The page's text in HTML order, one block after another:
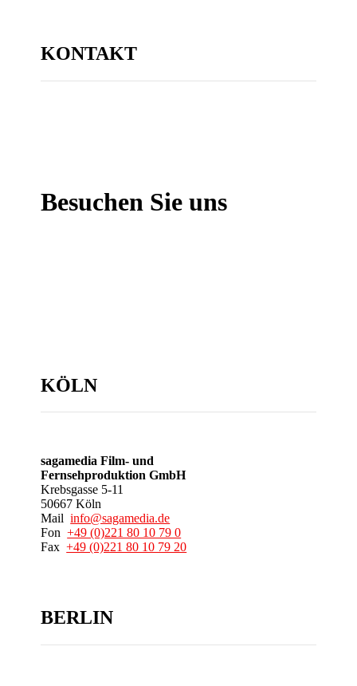
KONTAKT
Besuchen Sie uns
KÖLN
sagamedia Film- und
Fernsehproduktion GmbH
Krebsgasse 5-11
50667 Köln
Mailinfo@sagamedia.de
Fon+49 (0)221 80 10 79 0
Fax+49 (0)221 80 10 79 20
BERLIN